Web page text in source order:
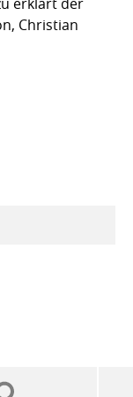
Christian